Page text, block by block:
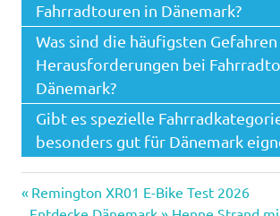
Fahrradtouren in Dänemark?
Was sind die häufigsten
Herausforderungen bei
Dänemark?
Gibt es spezielle
besonders gut für Dänemark
Beitragsnavigation
Vorheriger
Remington XR01 E-Bike Test 2026